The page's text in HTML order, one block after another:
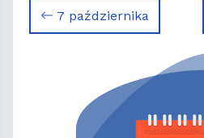
7 października